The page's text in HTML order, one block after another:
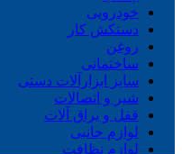
خودرویی
دستکش کار
روغن
ساختمانی
سایز ابزارآلات دستی
شیر و اتصالات
قفل و یراق آلات
لوازم جانبی
لوازم نظافت